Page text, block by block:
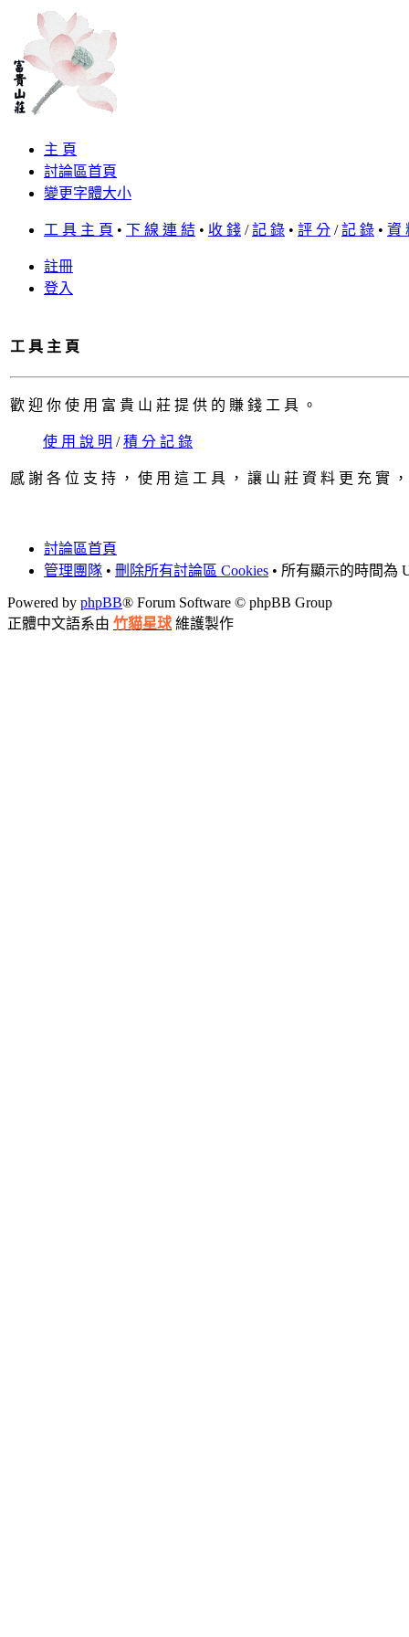
主 頁
討論區首頁
變更字體大小
工 具 主 頁 • 下 線 連 結 • 收 錢 /記 錄 • 評 分 /記 錄 • 資
註冊
登入
工 具 主 頁
歡 迎 你 使 用 富 貴 山 莊 提 供 的 賺 錢 工 具 。
使 用 說 明 /積 分 記 錄
感 謝 各 位 支 持 ， 使 用 這 工 具 ， 讓 山 莊 資 料 更 充 實
討論區首頁
管理團隊 • 刪除所有討論區 Cookies • 所有顯示的時間為
Powered by phpBB® Forum Software © phpBB Group
正體中文語系由 竹貓星球 維護製作